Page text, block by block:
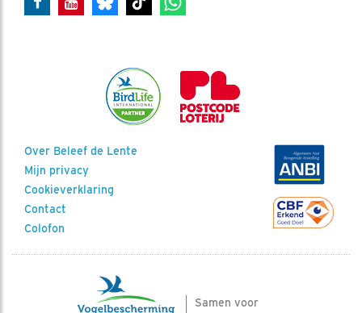
Over Beleef de Lente
Mijn privacy
Cookieverklaring
Contact
Colofon
Samen voor